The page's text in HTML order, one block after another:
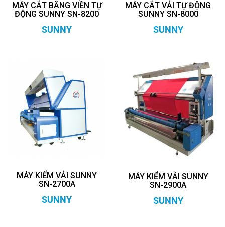
MÁY CẮT BĂNG VIỀN TỰ
ĐỘNG SUNNY SN-8200
SUNNY
MÁY CẮT VẢI TỰ ĐỘNG
SUNNY SN-8000
SUNNY
MÁY KIỂM VẢI SUNNY
SN-2700A
SUNNY
MÁY KIỂM VẢI SUNNY
SN-2900A
SUNNY